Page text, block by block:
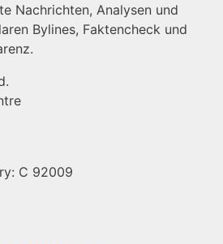
Nachrichten, Analysen und
Bylines, Faktencheck und
C 92009